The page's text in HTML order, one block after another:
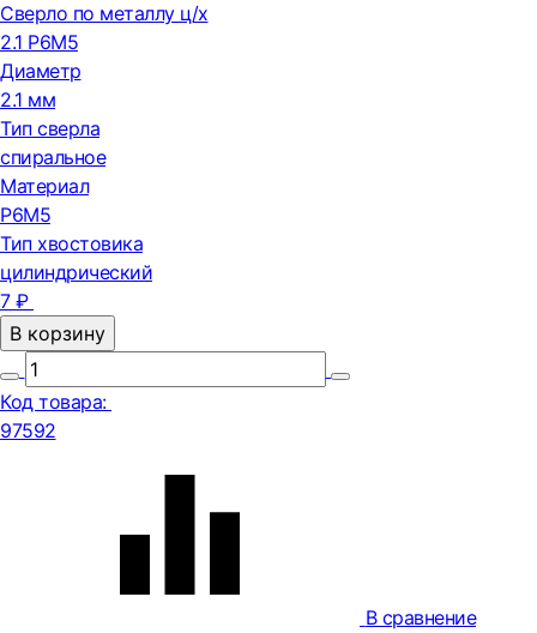
Сверло по металлу ц/х
2.1 Р6М5
Диаметр
2.1 мм
Тип сверла
спиральное
Материал
Р6М5
Тип хвостовика
цилиндрический
7 ₽
В корзину
Код товара:
97592
В сравнение